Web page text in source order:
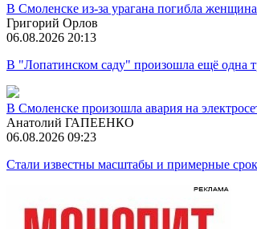
В Смоленске из-за урагана погибла женщина
Григорий Орлов
06.08.2026 20:13
В "Лопатинском саду" произошла ещё одна
В Смоленске произошла авария на
Анатолий ГАПЕЕНКО
06.08.2026 09:23
Стали известны масштабы и примерные